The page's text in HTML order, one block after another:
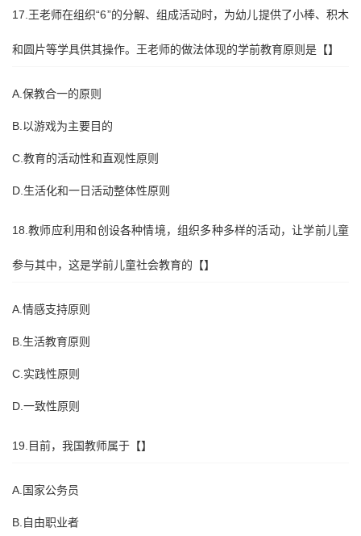
17.王老师在组织“6”的分解、组成活动时，为幼儿提供了小棒、积木
和圆片等学具供其操作。王老师的做法体现的学前教育原则是【】
A.保教合一的原则
B.以游戏为主要目的
C.教育的活动性和直观性原则
D.生活化和一日活动整体性原则
18.教师应利用和创设各种情境，组织多种多样的活动，让学前儿童
参与其中，这是学前儿童社会教育的【】
A.情感支持原则
B.生活教育原则
C.实践性原则
D.一致性原则
19.目前，我国教师属于【】
A.国家公务员
B.自由职业者